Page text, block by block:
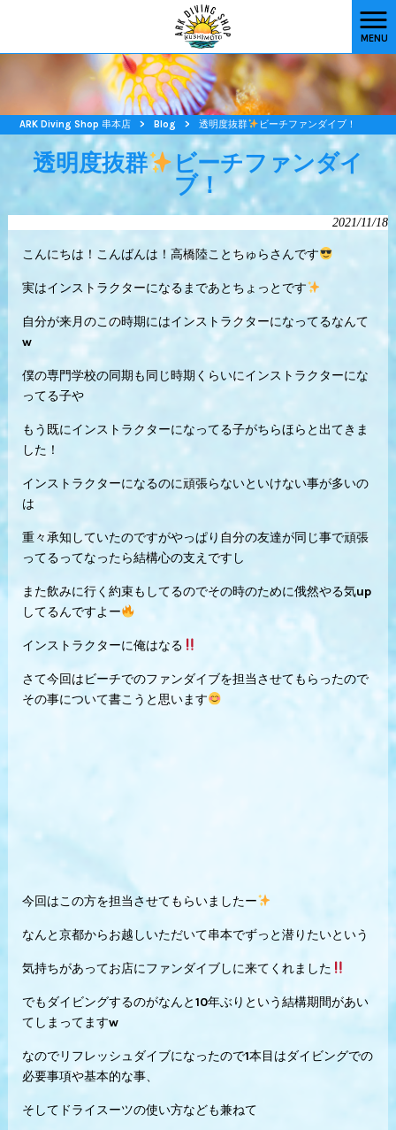
MENU
ARK Diving Shop 串本店 > Blog > 透明度抜群 ビーチファンダイブ！
透明度抜群
ビーチファンダイ
ブ！
2021/11/18
こんにちは！こんばんは！高橋陸ことちゅらさんです
実はインストラクターになるまであとちょっとです
自分が来月のこの時期にはインストラクターになってるなんて
w
僕の専門学校の同期も同じ時期くらいにインストラクターにな
ってる子や
もう既にインストラクターになってる子がちらほらと出てきま
した！
インストラクターになるのに頑張らないといけない事が多いの
は
重々承知していたのですがやっぱり自分の友達が同じ事で頑張
ってるってなったら結構心の支えですし
また飲みに行く約束もしてるのでその時のために俄然やる気up
してるんですよー
インストラクターに俺はなる
さて今回はビーチでのファンダイブを担当させてもらったので
その事について書こうと思います
今回はこの方を担当させてもらいましたー
なんと京都からお越しいただいて串本でずっと潜りたいという
気持ちがあってお店にファンダイブしに来てくれました
でもダイビングするのがなんと10年ぶりという結構期間があい
てしまってます‪w
なのでリフレッシュダイブになったので1本目はダイビングでの
必要事項や基本的な事、
そしてドライスーツの使い方なども兼ねて